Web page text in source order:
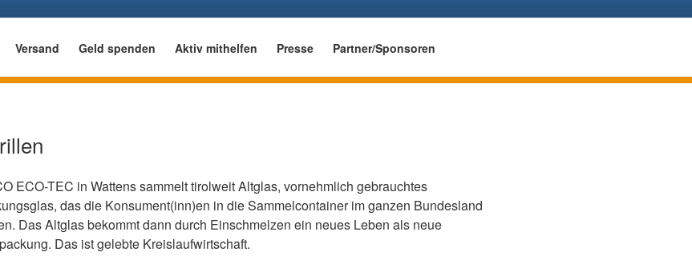
SPENDEN – SEHEN SCHENKEN
Blindenwerks e.V.
Versand Geld spenden Aktiv mithelfen Presse Partner/Sponsoren
ECO-TEC in Wattens sammelt tirolweit Altglas, vornehmlich gebrauchtes
das die Konsument(inn)en in die Sammelcontainer im ganzen Bundesland
Das Altglas bekommt dann durch Einschmelzen ein neues Leben als neue
Das ist gelebte Kreislaufwirtschaft.